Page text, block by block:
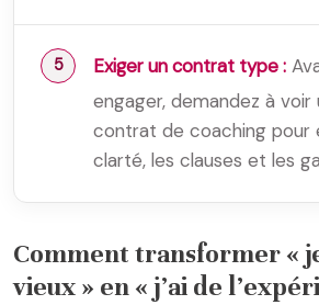
Exiger un contrat type :
engager, demandez à voir
contrat de coaching pour
clarté, les clauses et les
Comment transformer «
vieux » en « j’ai de